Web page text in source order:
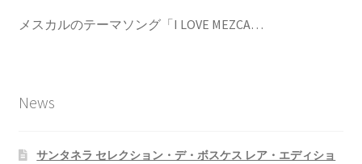
メスカルのテーマソング「I LOVE MEZCA…
News
サンタネラ セレクション・デ・ボスケス レア・エディショ